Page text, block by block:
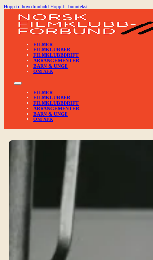
Hopp til hovedinnhold Hopp til bunntekst
FILMER
FILMKLUBBER
FILMKLUBBDRIFT
ARRANGEMENTER
BARN & UNGE
OM NFK
FILMER
FILMKLUBBER
FILMKLUBBDRIFT
ARRANGEMENTER
BARN & UNGE
OM NFK